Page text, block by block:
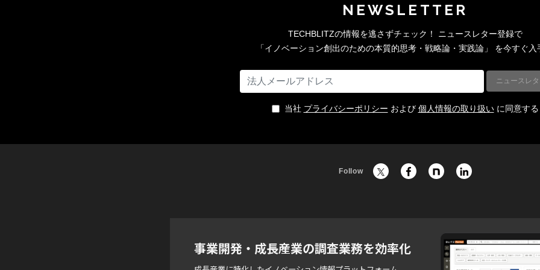
NEWSLETTER
TECHBLITZの情報を逃さずチェック！
ニュースレター登録で
「イノベーション創出のための本質的思考・戦略論・実践論」
を今すぐ入
当社 プライバシーポリシー および 個人情報の取り扱いに同意する
Follow
事業開発・成長産業の調査業務を効率化